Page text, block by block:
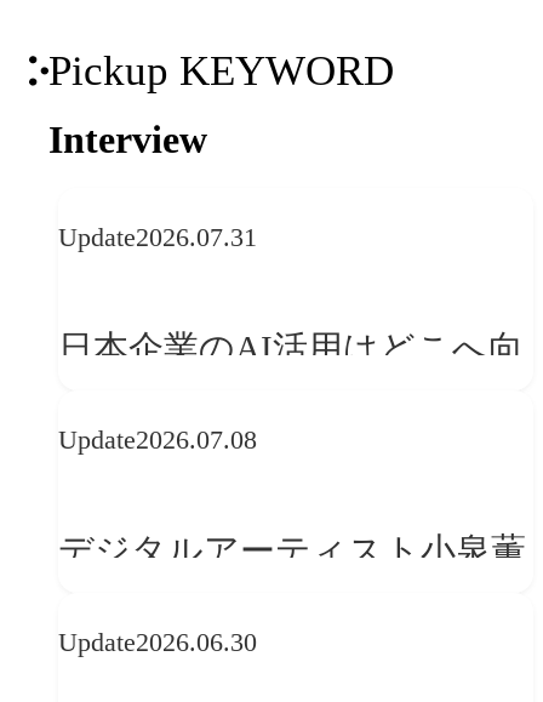
Pickup KEYWORD
Interview
Update2026.07.31
日本企業のAI活用はどこへ向
レンドに見る「人間中心」へ
Update2026.07.08
デジタルアーティスト小泉薫
ークフロー設計と「ノイズと
Update2026.06.30